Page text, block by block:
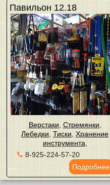
Павильон 12.18
Верстаки Стремянки
Лебедки ,Тиски ,Хранение
инструмента
8-925-224-57-20
Подробнее